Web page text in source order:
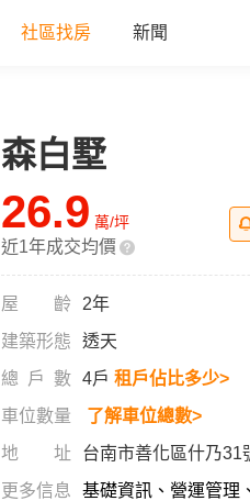
社區找房 新聞
all
森白墅
26.9 萬/坪
近1年成交均價
屋齡
2年
建築形態
透天
總戶數 4戶 租戶佔比多少>
車位數量
了解車位總數>
地址
台南市善化區什乃31
更多信息
基礎資訊、營運管理